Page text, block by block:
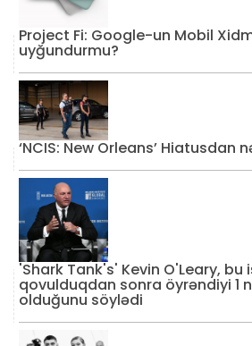
Project Fi: Google-un Mobil
uyğundurmu?
‘NCIS: New Orleans’ Hiatusdan
'Shark Tank's' Kevin O'Leary, bu
qovulduqdan sonra öyrəndiyi 1
olduğunu söylədi